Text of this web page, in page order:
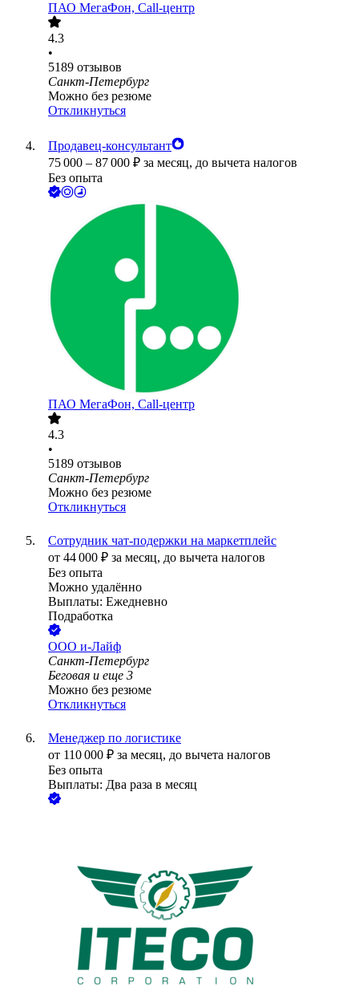
ПАО МегаФон, Call-центр
4.3
•
5189 отзывов
Санкт-Петербург
Можно без резюме
Откликнуться
Продавец-консультант
75 000 – 87 000 ₽ за месяц, до вычета налогов
Без опыта
ПАО МегаФон, Call-центр
4.3
•
5189 отзывов
Санкт-Петербург
Можно без резюме
Откликнуться
Сотрудник чат-подержки на маркетплейс
от 44 000 ₽ за месяц, до вычета налогов
Без опыта
Можно удалённо
Выплаты: Ежедневно
Подработка
ООО и-Лайф
Санкт-Петербург
Беговая и еще 3
Можно без резюме
Откликнуться
Менеджер по логистике
от 110 000 ₽ за месяц, до вычета налогов
Без опыта
Выплаты: Два раза в месяц